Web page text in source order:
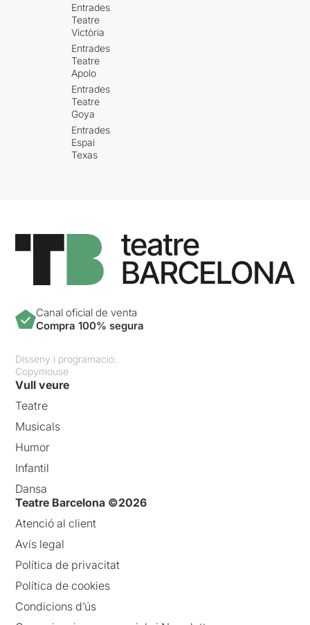
Entrades
Teatre
Victòria
Entrades
Teatre
Apolo
Entrades
Teatre
Goya
Entrades
Espai
Texas
Canal oficial de venta
Compra 100% segura
Disseny i programació:
Copymouse
Vull veure
Teatre
Musicals
Humor
Infantil
Dansa
Teatre Barcelona ©2026
Atenció al client
Avís legal
Política de privacitat
Política de cookies
Condicions d’ús